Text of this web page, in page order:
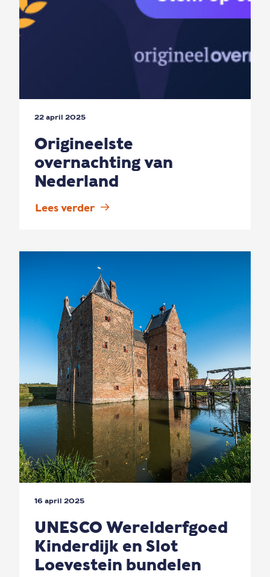
22 april 2025
Origineelste
overnachting van
Nederland
Lees verder
16 april 2025
UNESCO Werelderfgoed
Kinderdijk en Slot
Loevestein bundelen